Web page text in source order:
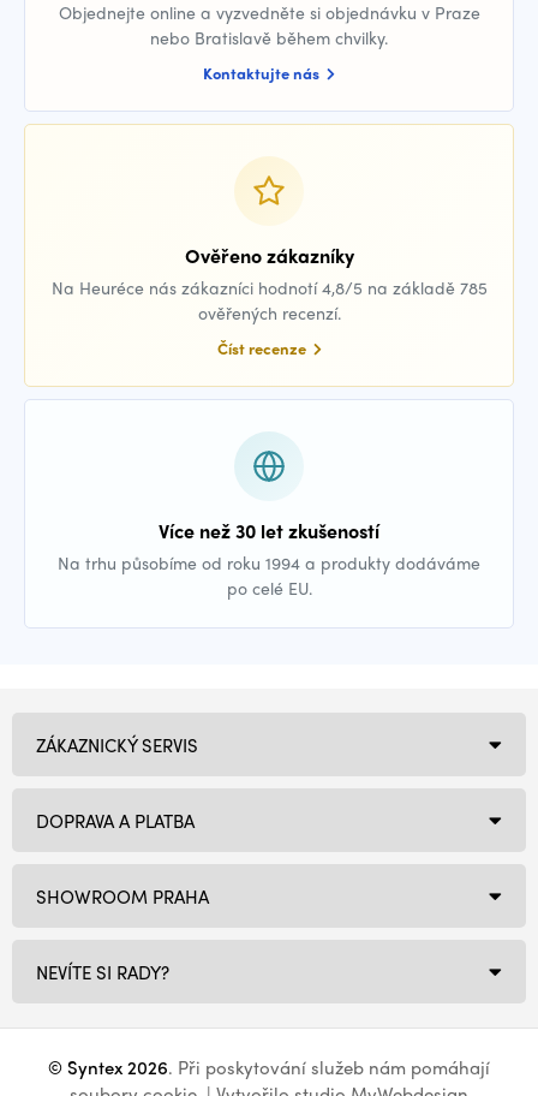
Objednejte online a vyzvedněte si objednávku v Praze
nebo Bratislavě během chvilky.
Kontaktujte nás
Ověřeno zákazníky
Na Heuréce nás zákazníci hodnotí 4,8/5 na základě 785
ověřených recenzí.
Číst recenze
Více než 30 let zkušeností
Na trhu působíme od roku 1994 a produkty dodáváme
po celé EU.
SHOWROOM PRAHA
NEVÍTE SI RADY?
ZÁKAZNICKÝ SERVIS
DOPRAVA A PLATBA
© Syntex 2026. Při poskytování služeb nám pomáhají